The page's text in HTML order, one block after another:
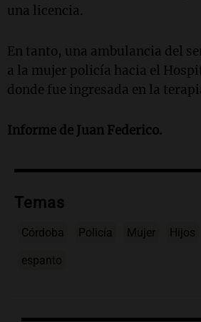
una licencia.
En tanto, una ambulancia del
a la mujer policía hacia el
donde fue ingresada en la
Informe de Juan Federico.
Temas
Córdoba Policía Mujer Hijos
espanto